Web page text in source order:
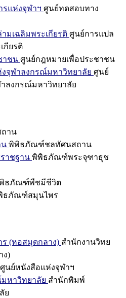
แห่งจุฬาฯ ศูนย์ทดสอบทาง
มเฉลิมพระเกียรติ ศูนย์การแปล
กียรติ
าชน ศูนย์กฎหมายเพื่อประชาชน
จุฬาลงกรณ์มหาวิทยาลัย ศูนย์
ลงกรณ์มหาวิทยาลัย
ถาน
พิพิธภัณฑ์ชลทัศนสถาน
าชฐาน พิพิธภัณฑ์พระจุฑาธุช
ธภัณฑ์พืชมีชีวิต
ธภัณฑ์สมุนไพร
(หอสมุดกลาง) สำนักงานวิทย
ง)
ศูนย์หนังสือแห่งจุฬาฯ
หาวิทยาลัย สำนักพิมพ์
ย